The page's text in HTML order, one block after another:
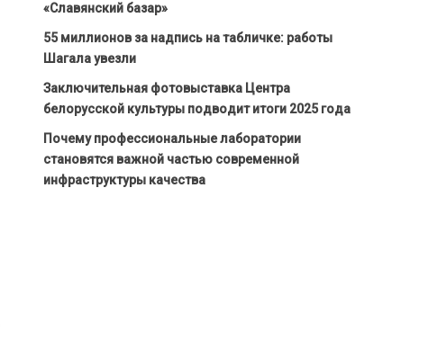
«Славянский базар»
55 миллионов за надпись на табличке: работы
Шагала увезли
Заключительная фотовыставка Центра
белорусской культуры подводит итоги 2025 года
Почему профессиональные лаборатории
становятся важной частью современной
инфраструктуры качества